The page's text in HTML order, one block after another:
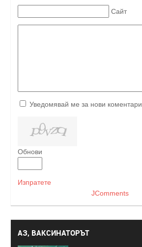
Сайт
Уведомявай ме за нови коментари
Обнови
Изпратете
JComments
АЗ, ВАКСИНАТОРЪТ